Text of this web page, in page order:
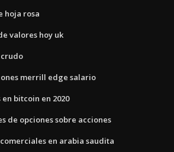
hoja rosa
valores hoy uk
merrill edge salario
bitcoin en 2020
de opciones sobre acciones
en arabia saudita